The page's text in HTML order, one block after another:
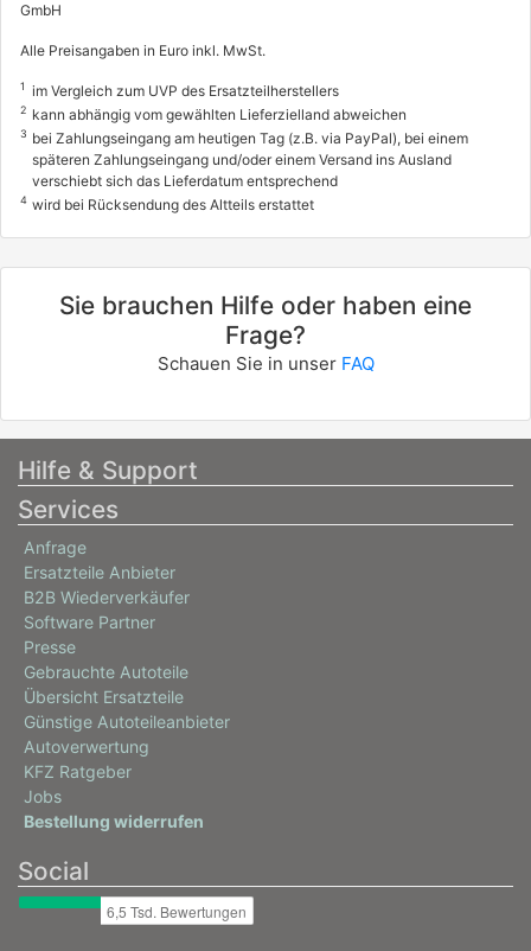
GmbH
Alle Preisangaben in Euro inkl. MwSt.
1 im Vergleich zum UVP des Ersatzteilherstellers
2 kann abhängig vom gewählten Lieferzielland abweichen
3 bei Zahlungseingang am heutigen Tag (z.B. via PayPal), bei einem
späteren Zahlungseingang und/oder einem Versand ins Ausland
verschiebt sich das Lieferdatum entsprechend
4 wird bei Rücksendung des Altteils erstattet
Sie brauchen Hilfe oder haben eine
Frage?
Schauen Sie in unser FAQ
Hilfe & Support
Services
Anfrage
Ersatzteile Anbieter
B2B Wiederverkäufer
Software Partner
Presse
Gebrauchte Autoteile
Übersicht Ersatzteile
Günstige Autoteileanbieter
Autoverwertung
KFZ Ratgeber
Jobs
Bestellung widerrufen
Social